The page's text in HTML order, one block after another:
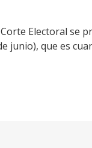
Electoral se
junio), que es